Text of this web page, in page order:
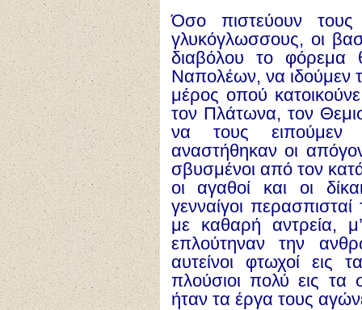
Όσο πιστεύουν
γλυκόγλωσσους, οι
διαβόλου το φόρεμα
Ναπολέων, να ιδούμεν
μέρος οπού
τον Πλάτωνα, τον
να τους ειπούμεν
αναστήθηκαν οι
σβυσμένοι από τον
οι αγαθοί και οι
γενναίγοι
με καθαρή αντρεία,
επλούτηναν την
αυτείνοι φτωχοί εις
πλούσιοι πολύ εις τα
ήταν τα έργα τους